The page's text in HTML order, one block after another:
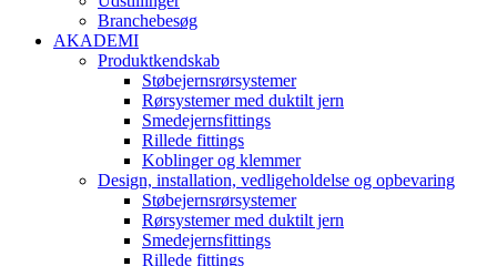
Branchebesøg
AKADEMI
Produktkendskab
Støbejernsrørsystemer
Rørsystemer med duktilt jern
Smedejernsfittings
Rillede fittings
Koblinger og klemmer
Design, installation, vedligeholdelse og opbevaring
Støbejernsrørsystemer
Rørsystemer med duktilt jern
Smedejernsfittings
Rillede fittings